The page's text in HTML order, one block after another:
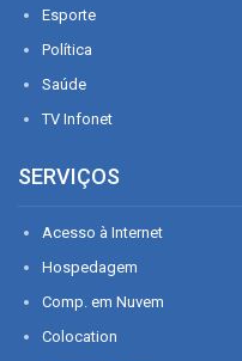
Esporte
Política
Saúde
TV Infonet
SERVIÇOS
Acesso à Internet
Hospedagem
Comp. em Nuvem
Colocation